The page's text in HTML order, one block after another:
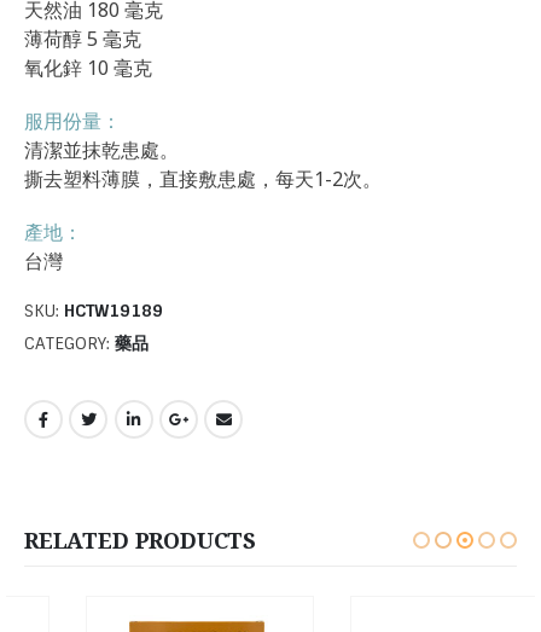
天然油 180 毫克
薄荷醇 5 毫克
氧化鋅 10 毫克
服用份量：
清潔並抹乾患處。
撕去塑料薄膜，直接敷患處，每天1-2次。
產地：
台灣
SKU: HCTW19189
CATEGORY: 藥品
RELATED PRODUCTS